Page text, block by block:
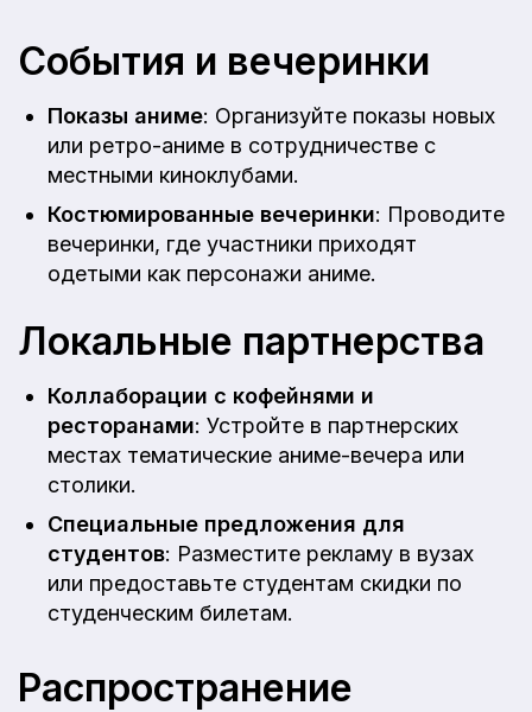
События и вечеринки
Показы аниме: Организуйте показы новых
или ретро-аниме в сотрудничестве с
местными киноклубами.
Костюмированные вечеринки: Проводите
вечеринки, где участники приходят
одетыми как персонажи аниме.
Локальные партнерства
Коллаборации с кофейнями и
ресторанами: Устройте в партнерских
местах тематические аниме-вечера или
столики.
Специальные предложения для
студентов: Разместите рекламу в вузах
или предоставьте студентам скидки по
студенческим билетам.
Распространение